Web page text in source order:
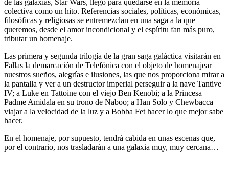
de las galaxias, Star Wars, llegó para quedarse en la memoria
colectiva como un hito. Referencias sociales, políticas, económicas,
filosóficas y religiosas se entremezclan en una saga a la que
queremos, desde el amor incondicional y el espíritu fan más puro,
tributar un homenaje.
Las primera y segunda trilogía de la gran saga galáctica visitarán en
Fallas la demarcación de Telefónica con el objeto de homenajear
nuestros sueños, alegrías e ilusiones, las que nos proporciona mirar a
la pantalla y ver a un destructor imperial perseguir a la nave Tantive
IV; a Luke en Tattoine con el viejo Ben Kenobi; a la Princesa
Padme Amidala en su trono de Naboo; a Han Solo y Chewbacca
viajar a la velocidad de la luz y a Bobba Fet hacer lo que mejor sabe
hacer.
En el homenaje, por supuesto, tendrá cabida en unas escenas que,
por el contrario, nos trasladarán a una galaxia muy, muy cercana…